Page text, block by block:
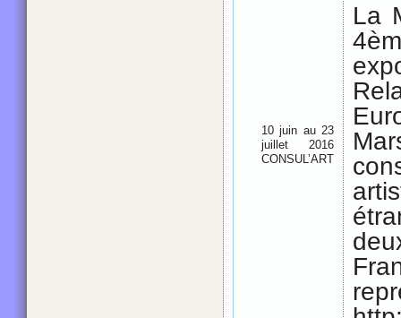
10 juin au 23
juillet 2016
CONSUL’ART
La